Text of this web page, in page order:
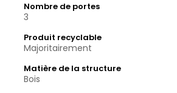
Nombre de portes
3
Produit recyclable
Majoritairement
Matière de la structure
Bois